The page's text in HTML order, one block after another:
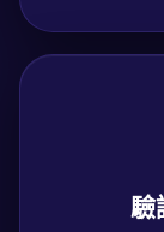
驗